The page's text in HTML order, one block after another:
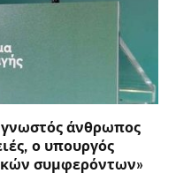
άνθρωπος
ο υπουργός
συμφερόντων»